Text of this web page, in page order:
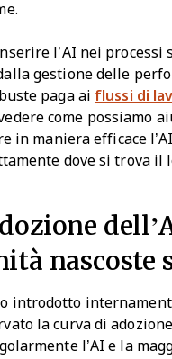
l’AI nei processi
gestione delle
paga ai flussi di
come possiamo
in maniera efficace
dove si trova il
nascoste
introdotto
la curva di
l’AI e la